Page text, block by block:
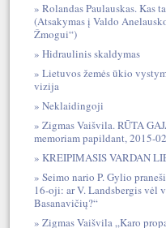
Rolandas Paulauskas. Kas
(Atsakymas į Valdo
Žmogui“)
Hidraulinis skaldymas
Lietuvos žemės ūkio
vizija
Neklaidingoji
Zigmas Vaišvila. RŪTA
memoriam papildant, 2015-
KREIPIMASIS VARDAN
Seimo nario P. Gylio
16-oji: ar V. Landsbergis vėl
Basanavičių?“
Zigmas Vaišvila „Karo